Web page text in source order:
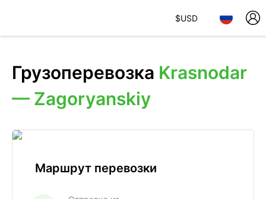
$USD
Грузоперевозка Krasnodar
— Zagoryanskiy
Маршрут перевозки